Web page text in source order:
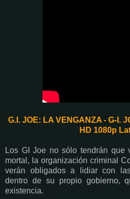
G.I. JOE: LA VENGANZA - G-I.
HD 1080p
Los GI Joe no sólo tendrán que
mortal, la organización criminal
verán obligados a lidiar con
dentro de su propio gobierno,
existencia.